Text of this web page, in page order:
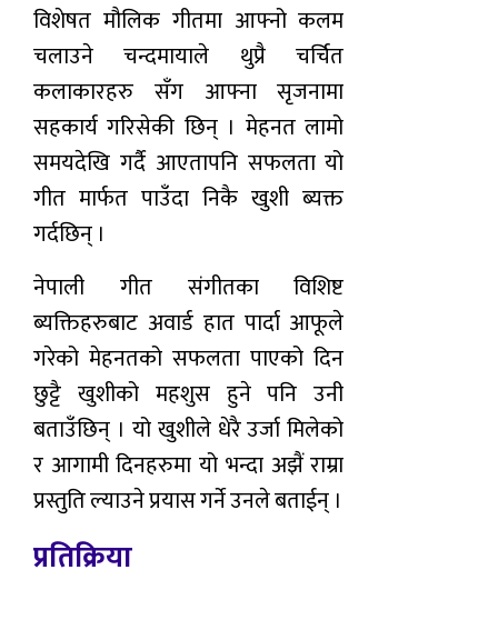
विशेषत मौलिक गीतमा आफ्नो कलम
चलाउने चन्दमायाले थुप्रै चर्चित
कलाकारहरु सँग आफ्ना सृजनामा
सहकार्य गरिसेकी छिन् । मेहनत लामो
समयदेखि गर्दै आएतापनि सफलता यो
गीत मार्फत पाउँदा निकै खुशी ब्यक्त
गर्दछिन् ।
नेपाली गीत संगीतका विशिष्ट
ब्यक्तिहरुबाट अवार्ड हात पार्दा आफूले
गरेको मेहनतको सफलता पाएको दिन
छुट्टै खुशीको महशुस हुने पनि उनी
बताउँछिन् । यो खुशीले धेरै उर्जा मिलेको
र आगामी दिनहरुमा यो भन्दा अझैं राम्रा
प्रस्तुति ल्याउने प्रयास गर्ने उनले बताईन् ।
प्रतिक्रिया